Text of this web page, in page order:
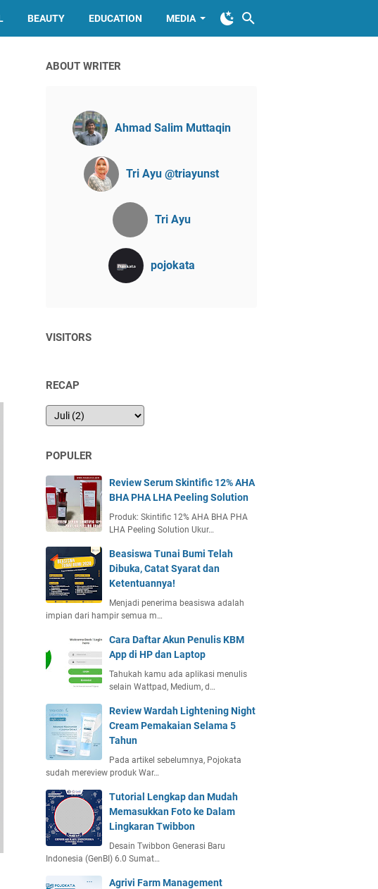
BEAUTY EDUCATION MEDIA
ABOUT WRITER
Ahmad Salim Muttaqin
Tri Ayu @triayunst
Tri Ayu
pojokata
VISITORS
RECAP
POPULER
Review Serum Skintific 12% AHA
BHA PHA LHA Peeling Solution
Produk: Skintific 12% AHA BHA PHA
LHA Peeling Solution Ukur…
Beasiswa Tunai Bumi Telah
Dibuka, Catat Syarat dan
Ketentuannya!
Menjadi penerima beasiswa adalah
impian dari hampir semua m…
Cara Daftar Akun Penulis KBM
App di HP dan Laptop
Tahukah kamu ada aplikasi menulis
selain Wattpad, Medium, d…
Review Wardah Lightening Night
Cream Pemakaian Selama 5
Tahun
Pada artikel sebelumnya, Pojokata
sudah mereview produk War…
Tutorial Lengkap dan Mudah
Memasukkan Foto ke Dalam
Lingkaran Twibbon
Desain Twibbon Generasi Baru
Indonesia (GenBI) 6.0 Sumat…
Agrivi Farm Management